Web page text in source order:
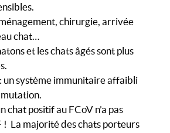
chirurgie, arrivée
chat…
et les chats âgés sont plus
: un système immunitaire affaibli
chat positif au FCoV n’a pas
! La majorité des chats porteurs